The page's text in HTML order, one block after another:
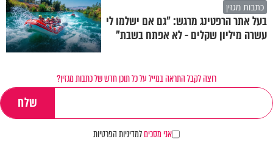
כתבות מגזין
בעל אתר הרפטינג מרגש: "גם אם ישלמו לי
עשרה מיליון שקלים - לא אפתח בשבת"
רוצה לקבל התראה במייל על כל תוכן חדש של כתבות מגזין?
אני מסכיםלמדיניות הפרטיות